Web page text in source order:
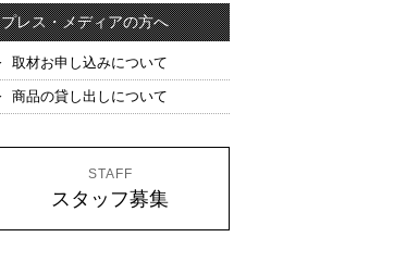
プレス・メディアの方へ
取材お申し込みについて
商品の貸し出しについて
STAFF
スタッフ募集